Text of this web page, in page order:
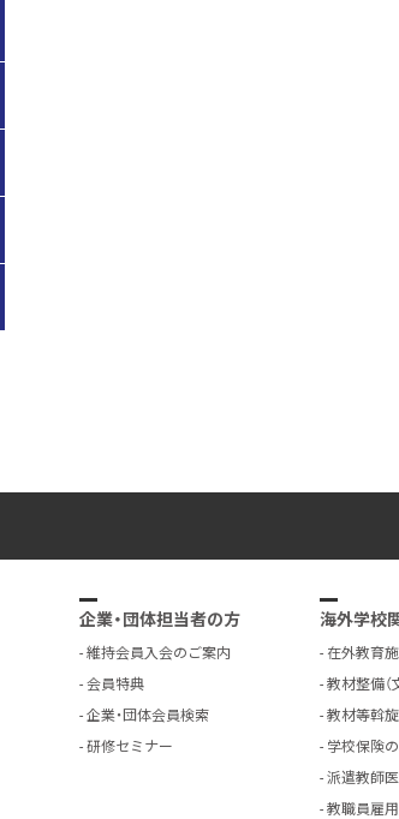
企業・団体担当者の方
維持会員入会のご案内
会員特典
企業・団体会員検索
研修セミナー
海外学校
在外教育
教材整備（
教材等斡旋
学校保険
派遣教師
教職員雇